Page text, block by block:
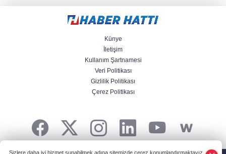
Edirne Keşan’dan Elazığ'a gönül köprüsü
Künye
İletişim
Kullanım Şartnamesi
Veri Politikası
Gizlilik Politikası
Çerez Politikası
Sizlere daha iyi hizmet sunabilmek adına sitemizde çerez konumlandırmaktayız.